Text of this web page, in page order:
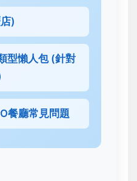
)
型懶人包 (針對
餐廳常見問題